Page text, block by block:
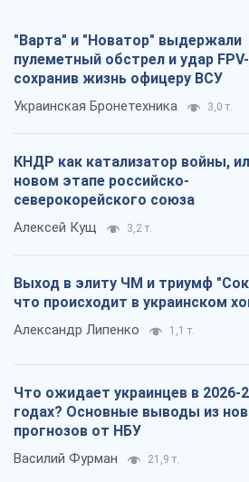
"Варта" и "Новатор" выдержали
пулеметный обстрел и удар
сохранив жизнь офицеру ВСУ
Украинская Бронетехника 3,0 т.
КНДР как катализатор войны,
новом этапе российско-
северокорейского союза
Алексей Кущ 3,2 т.
Выход в элиту ЧМ и триумф
что происходит в украинском
Александр Липенко 1,1 т.
Что ожидает украинцев в 2026-
годах? Основные выводы из
прогнозов от НБУ
Василий Фурман 21,9 т.